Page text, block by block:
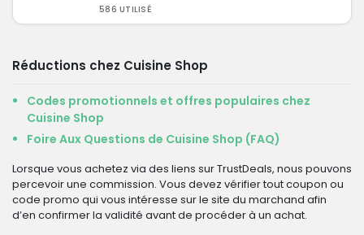
586 UTILISÉ
Réductions chez Cuisine Shop
Codes promotionnels et offres populaires chez
Cuisine Shop
Foire Aux Questions de Cuisine Shop (FAQ)
Lorsque vous achetez via des liens sur TrustDeals, nous pouvons
percevoir une commission. Vous devez vérifier tout coupon ou
code promo qui vous intéresse sur le site du marchand afin
d’en confirmer la validité avant de procéder à un achat.